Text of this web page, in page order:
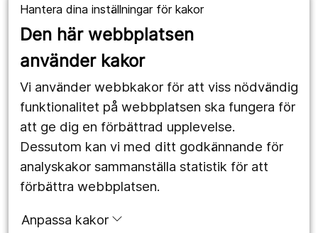
Hantera dina inställningar för kakor
Den här webbplatsen
använder kakor
Vi använder webbkakor för att viss nödvändig
funktionalitet på webbplatsen ska fungera för
att ge dig en förbättrad upplevelse.
Dessutom kan vi med ditt godkännande för
analyskakor sammanställa statistik för att
förbättra webbplatsen.
Anpassa kakor
Våra webbplatser
1177.se
Region Örebro län
Följ oss
Facebook